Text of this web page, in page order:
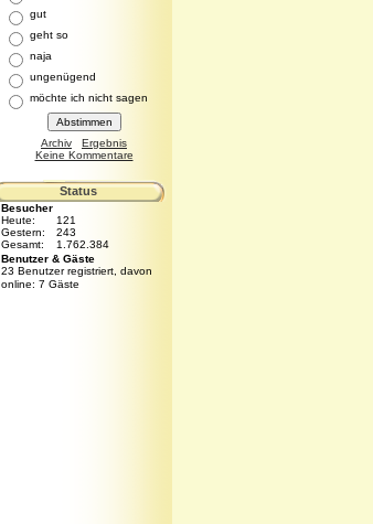
gut
geht so
naja
ungenügend
möchte ich nicht sagen
Archiv
Ergebnis
Keine Kommentare
Status
Besucher
Heute:
121
Gestern:
243
Gesamt:
1.762.384
Benutzer & Gäste
23 Benutzer registriert, davon
online: 7 Gäste